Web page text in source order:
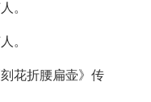
。
。
花折腰扁壶》传